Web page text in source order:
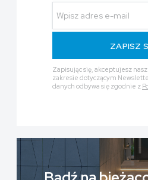
ZAPISZ
Zapisując się, akceptujesz nasz
zakresie dotyczącym
danych odbywa się zgodnie z